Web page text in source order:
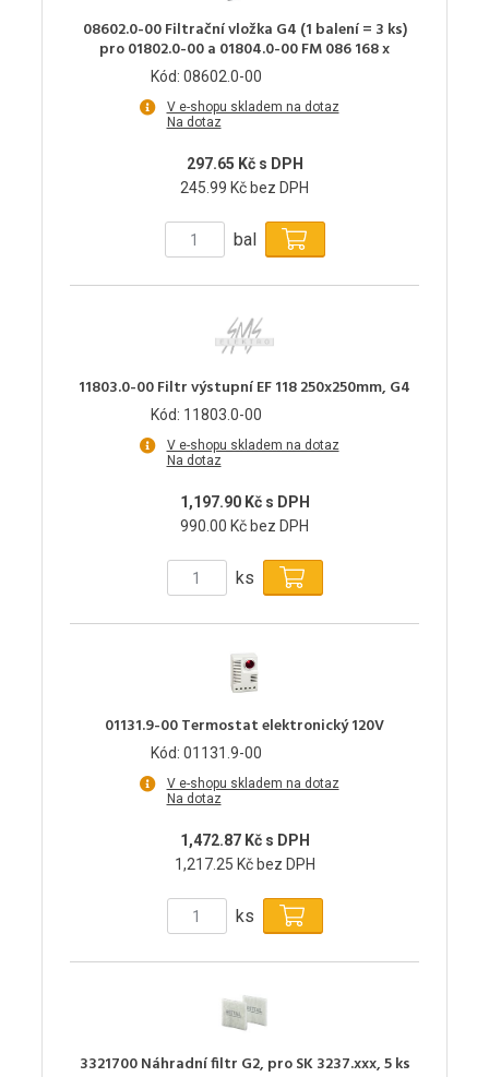
08602.0-00 Filtrační vložka G4 (1 balení = 3 ks)
pro 01802.0-00 a 01804.0-00 FM 086 168 x
Kód: 08602.0-00
V e-shopu skladem na dotaz
Na dotaz
297.65 Kč s DPH
245.99 Kč bez DPH
bal
11803.0-00 Filtr výstupní EF 118 250x250mm, G4
Kód: 11803.0-00
V e-shopu skladem na dotaz
Na dotaz
1,197.90 Kč s DPH
990.00 Kč bez DPH
ks
01131.9-00 Termostat elektronický 120V
Kód: 01131.9-00
V e-shopu skladem na dotaz
Na dotaz
1,472.87 Kč s DPH
1,217.25 Kč bez DPH
ks
3321700 Náhradní filtr G2, pro SK 3237.xxx, 5 ks